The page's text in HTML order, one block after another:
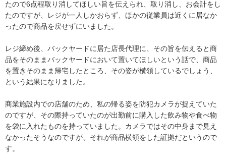
たので6点程取り消してほしい旨を伝えられ、取り消し、お会計をし
たのですが、レジが一人しかおらず、ほかの従業員は近くに居なか
ったので商品を戻せずにいました。
レジ締め後、バックヤードに居た店長代理に、その旨を伝えると商
品をそのままバックヤードにおいて置いてほしいという話で、商品
を置きそのまま帰宅したところ、その姿が横領しているでしょう、
という結果になりました。
商業施設内での店舗のため、私の帰る姿を防犯カメラが捉えていた
のですが、その際持っていたのが出勤前に購入した飲み物や食べ物
を袋に入れたものを持っていました。カメラではその中身まで見え
なかったそうなのですが、それが商品横領をした証拠だというので
す。